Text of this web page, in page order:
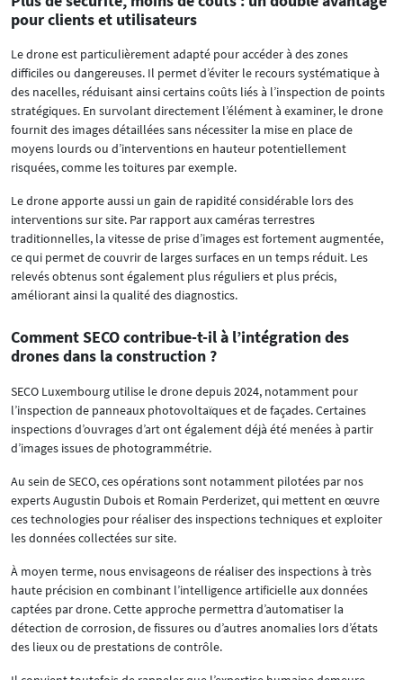
pour clients et utilisateurs
Le drone est particulièrement adapté pour accéder à des zones
difficiles ou dangereuses. Il permet d’éviter le recours systématique à
des nacelles, réduisant ainsi certains coûts liés à l’inspection de points
stratégiques. En survolant directement l’élément à examiner, le drone
fournit des images détaillées sans nécessiter la mise en place de
moyens lourds ou d’interventions en hauteur potentiellement
risquées, comme les toitures par exemple.
Le drone apporte aussi un gain de rapidité considérable lors des
interventions sur site. Par rapport aux caméras terrestres
traditionnelles, la vitesse de prise d’images est fortement augmentée,
ce qui permet de couvrir de larges surfaces en un temps réduit. Les
relevés obtenus sont également plus réguliers et plus précis,
améliorant ainsi la qualité des diagnostics.
Comment SECO contribue-t-il à l’intégration des
drones dans la construction ?
SECO Luxembourg utilise le drone depuis 2024, notamment pour
l’inspection de panneaux photovoltaïques et de façades. Certaines
inspections d’ouvrages d’art ont également déjà été menées à partir
d’images issues de photogrammétrie.
Au sein de SECO, ces opérations sont notamment pilotées par nos
experts Augustin Dubois et Romain Perderizet, qui mettent en œuvre
ces technologies pour réaliser des inspections techniques et exploiter
les données collectées sur site.
À moyen terme, nous envisageons de réaliser des inspections à très
haute précision en combinant l’intelligence artificielle aux données
captées par drone. Cette approche permettra d’automatiser la
détection de corrosion, de fissures ou d’autres anomalies lors d’états
des lieux ou de prestations de contrôle.